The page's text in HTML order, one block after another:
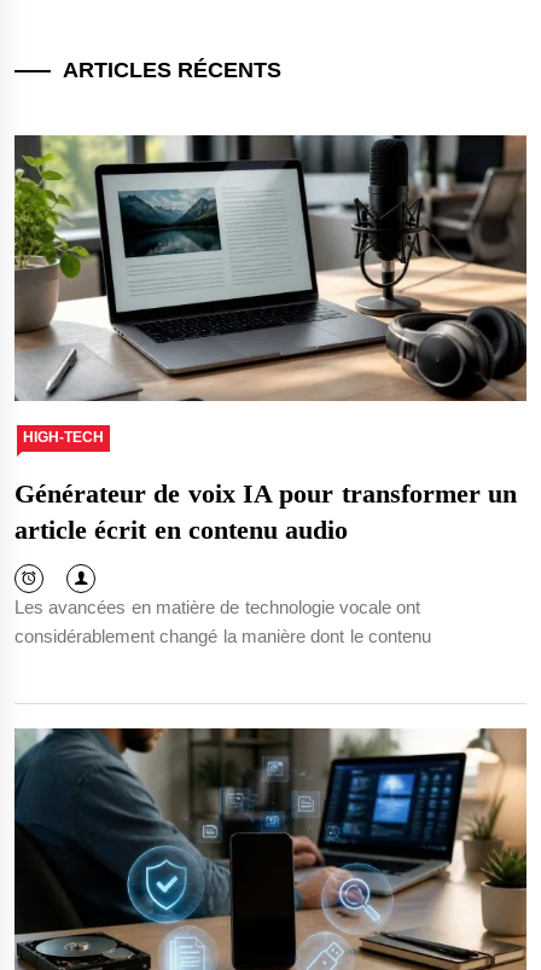
ARTICLES RÉCENTS
HIGH-TECH
Générateur de voix IA pour transformer un
article écrit en contenu audio
Les avancées en matière de technologie vocale ont
considérablement changé la manière dont le contenu